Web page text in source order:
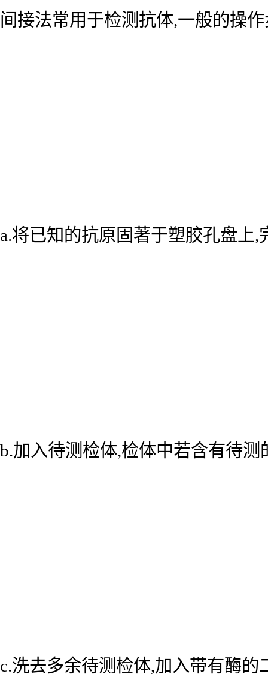
间接法常用于检测抗体,一般的操
a.将已知的抗原固著于塑胶孔盘上
b.加入待测检体,检体中若含有待
c.洗去多余待测检体,加入带有酶